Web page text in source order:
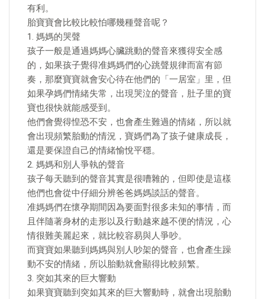
有利。
胎寶寶會比較比較怕哪幾種聲音呢？
1. 媽媽的哭聲
孩子一般是通過媽媽心臟跳動的聲音來獲得安全感
的，如果孩子覺得准媽媽們的心跳聲規律而富有節
奏，那麼寶寶就會安心待在他們的「一居室」里，但
如果孕媽們情緒失常，出現哭泣的聲音，肚子里的寶
寶也很快就能感受到。
他們會覺得惶恐不安，也會產生難過的情緒，所以就
會出現頻繁胎動的情況，寶媽們為了孩子健康成長，
還是要保證自己的情緒愉悅平穩。
2. 媽媽和別人爭執的聲音
孩子每天聽到的聲音其實是很嘈雜的，但即使是這樣
他們也會從中仔細分辨爸爸媽媽談話的聲音。
准媽媽們在懷孕期間因為要面對很多未知的事情，而
且伴隨著身材的走形以及行動越來越不便的情況，心
情很難美麗起來，就比較容易與人爭吵。
而寶寶如果聽到媽媽與別人吵架的聲音，也會產生躁
動不安的情緒，所以胎動就會顯得比較頻繁。
3. 突如其來的巨大響動
如果寶寶聽到突如其來的巨大響動時，就會出現胎動